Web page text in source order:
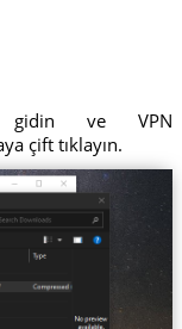
gidin ve VPN
çift tıklayın.